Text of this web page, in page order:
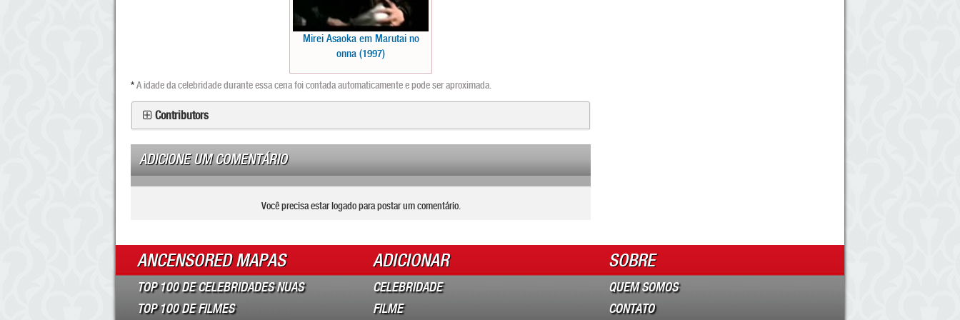
Mirei Asaoka em Marutai no
onna (1997)
*A idade da celebridade durante essa cena foi contada automaticamente e pode ser aproximada.
Contributors
ADICIONE UM COMENTÁRIO
Você precisa estar logado para postar um comentário.
ANCENSORED MAPAS
TOP 100 DE CELEBRIDADES NUAS
TOP 100 DE FILMES
ADICIONAR
CELEBRIDADE
FILME
SOBRE
QUEM SOMOS
CONTATO